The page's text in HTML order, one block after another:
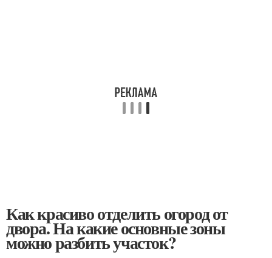
Как красиво отделить огород от
двора. На какие основные зоны
можно разбить участок?